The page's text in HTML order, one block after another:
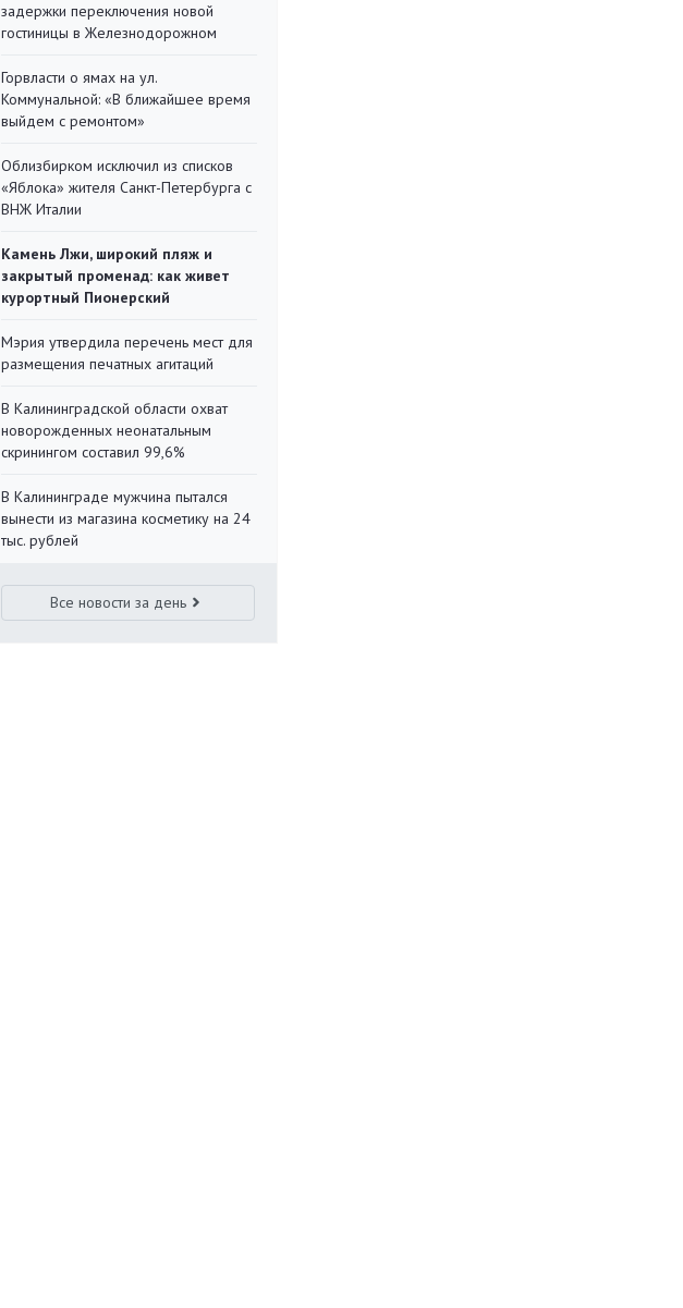
задержки переключения новой
гостиницы в Железнодорожном
Горвласти о ямах на ул.
Коммунальной: «В ближайшее время
выйдем с ремонтом»
Облизбирком исключил из списков
«Яблока» жителя Санкт-Петербурга с
ВНЖ Италии
Камень Лжи, широкий пляж и
закрытый променад: как живет
курортный Пионерский
Мэрия утвердила перечень мест для
размещения печатных агитаций
В Калининградской области охват
новорожденных неонатальным
скринингом составил 99,6%
В Калининграде мужчина пытался
вынести из магазина косметику на 24
тыс. рублей
Все новости за день